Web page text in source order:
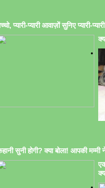
प्यारी-प्यारी आवाज़ों सुनिए प्यारी-
सुनी होगी? क्या बोला! आपकी